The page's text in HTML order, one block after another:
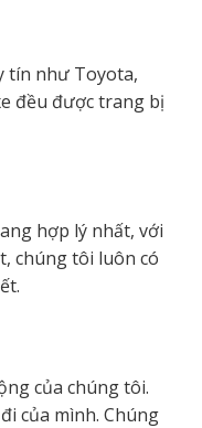
tín như Toyota,
đều được trang bị
hợp lý nhất, với
chúng tôi luôn có
của chúng tôi.
của mình. Chúng